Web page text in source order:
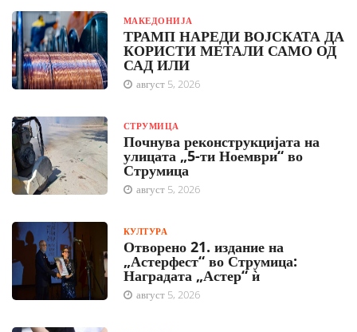
МАКЕДОНИЈА
ТРАМП НАРЕДИ ВОЈСКАТА ДА
КОРИСТИ МЕТАЛИ САМО ОД
САД ИЛИ
август 5, 2026
СТРУМИЦА
Почнува реконструкцијата на
улицата „5-ти Ноември“ во
Струмица
август 5, 2026
КУЛТУРА
Отворено 21. издание на
„Астерфест“ во Струмица:
Наградата „Астер“ ѝ
август 5, 2026